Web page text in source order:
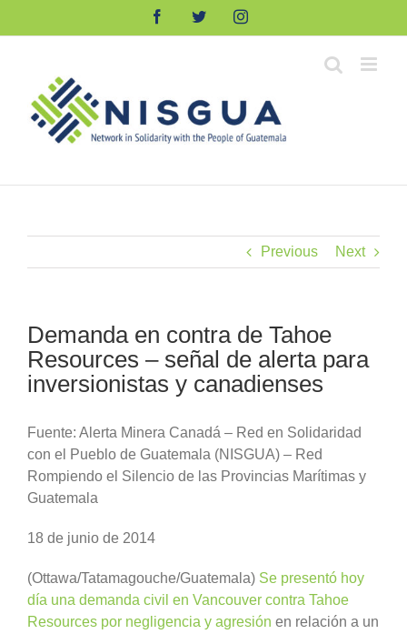
FacebookTwitterInstagram
Previous Next
Demanda en contra de Tahoe
Resources – señal de alerta para
inversionistas y canadienses
Fuente: Alerta Minera Canadá – Red en Solidaridad
con el Pueblo de Guatemala (NISGUA) – Red
Rompiendo el Silencio de las Provincias Marítimas y
Guatemala
18 de junio de 2014
(Ottawa/Tatamagouche/Guatemala) Se presentó hoy
día una demanda civil en Vancouver contra Tahoe
Resources por negligencia y agresión en relación a un